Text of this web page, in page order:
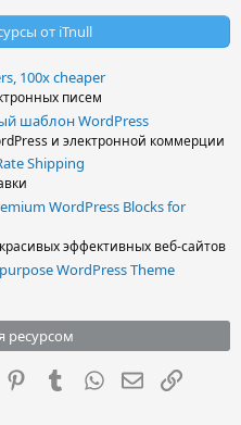
от iTnull
100x cheaper
писем
шаблон WordPress
и электронной коммерции
Shipping
WordPress Blocks for
эффективных веб-сайтов
WordPress Theme
ресурсом
PinterestTumblrWhatsAppСсылка